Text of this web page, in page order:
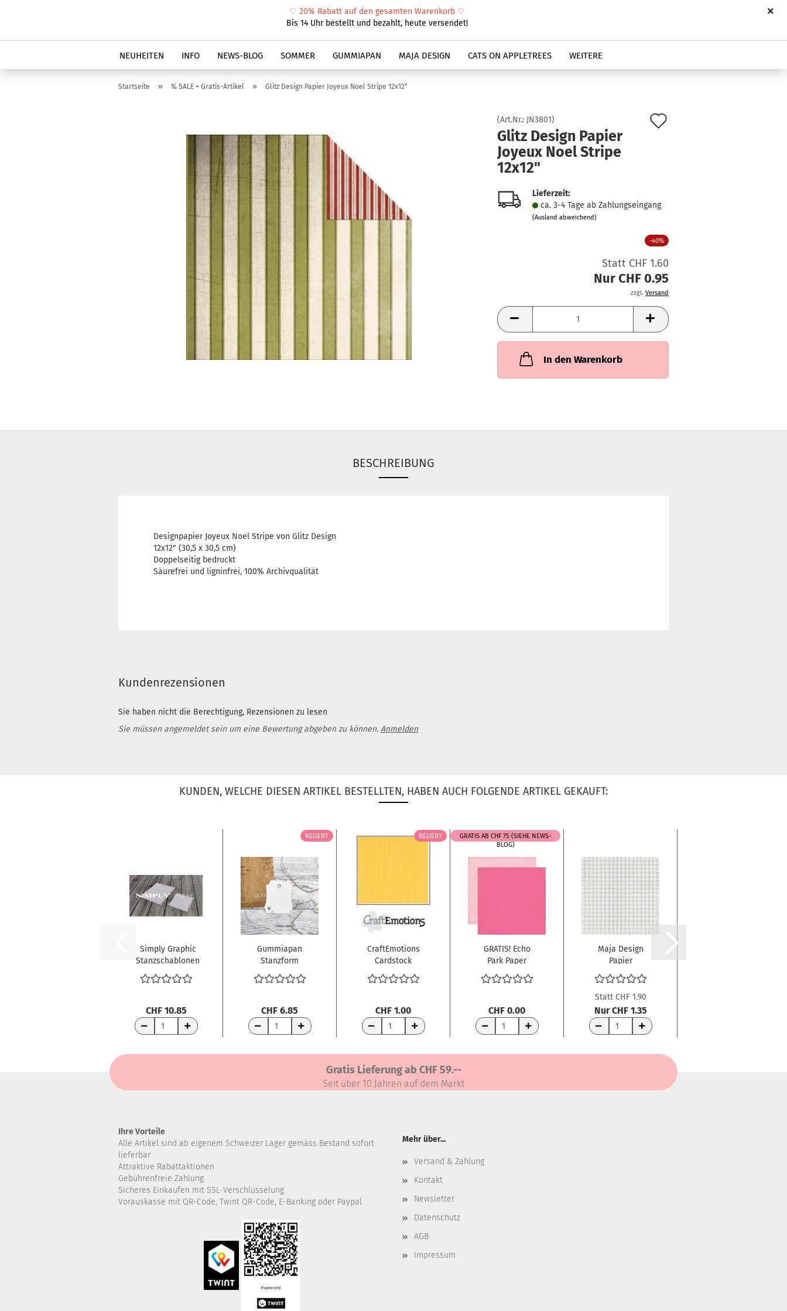
♡ 20% Rabatt auf den gesamten Warenkorb ♡
Bis 14 Uhr bestellt und bezahlt, heute versendet!
NEUHEITEN INFO NEWS-BLOG SOMMER GUMMIAPAN MAJA DESIGN CATS ON APPLETREES WEITERE
Startseite » % SALE + Gratis-Artikel » Glitz Design Papier Joyeux Noel Stripe 12x12"
(Art.Nr.: JN3801)
Glitz Design Papier
Joyeux Noel Stripe
12x12"
Lieferzeit:
ca. 3-4 Tage ab Zahlungseingang
(Ausland abweichend)
-40%
Statt CHF 1.60
Nur CHF 0.95
zzgl. Versand
In den Warenkorb
BESCHREIBUNG
Designpapier Joyeux Noel Stripe von Glitz Design
12x12" (30,5 x 30,5 cm)
Doppelseitig bedruckt
Säurefrei und ligninfrei, 100% Archivqualität
Kundenrezensionen
Sie haben nicht die Berechtigung, Rezensionen zu lesen
Sie müssen angemeldet sein um eine Bewertung abgeben zu können. Anmelden
KUNDEN, WELCHE DIESEN ARTIKEL BESTELLTEN, HABEN AUCH FOLGENDE ARTIKEL GEKAUFT:
Simply Graphic
Stanzschablonen
Briefmarken...
CHF 10.85
BELIEBT
Gummiapan
Stanzform
Herzanhänger
4.0x4.6cm...
CHF 6.85
BELIEBT
CraftEmotions
Cardstock
Texture gelb
250gr....
CHF 1.00
GRATIS AB CHF 75 (SIEHE NEWS-
BLOG)
GRATIS! Echo
Park Paper
Papier Birthday
Wishes...
CHF 0.00
Maja Design
Papier
Aentligen Fika
Ute 12x12"...
Statt CHF 1.90
Nur CHF 1.35
Gratis Lieferung ab CHF 59.--
Seit über 10 Jahren auf dem Markt
Ihre Vorteile
Alle Artikel sind ab eigenem Schweizer Lager gemäss Bestand sofort
lieferbar
Attraktive Rabattaktionen
Gebührenfreie Zahlung
Sicheres Einkaufen mit SSL-Verschlüsselung
Vorauskasse mit QR-Code, Twint QR-Code, E-Banking oder Paypal
Mehr über...
Versand & Zahlung
Kontakt
Newsletter
Datenschutz
AGB
Impressum